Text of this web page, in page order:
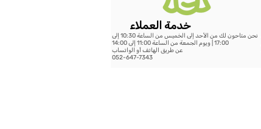
خدمة العملاء
نحن متاحون لك من الأحد إلى الخميس من الساعة 10:30 إلى
17:00 | ويوم الجمعة من الساعة 11:00 إلى 14:00
عن طريق الهاتف أو الواتساب
052-647-7343